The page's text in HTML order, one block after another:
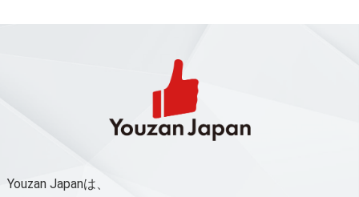
Youzan Japanは、